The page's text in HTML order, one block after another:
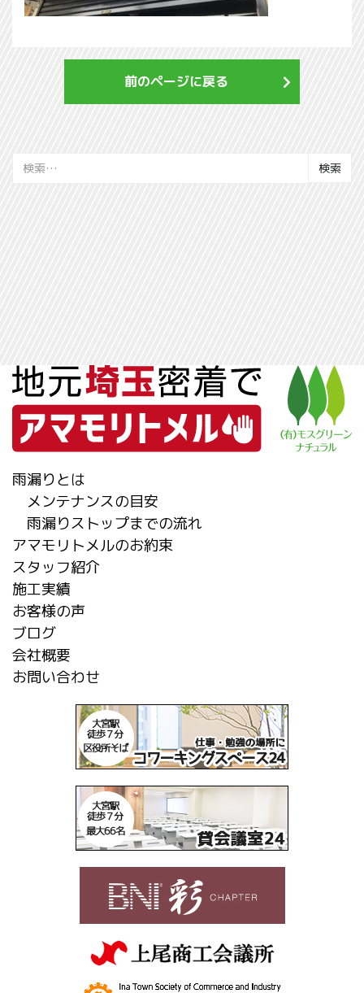
前のページに戻る
検
雨漏りとは
メンテナンスの目安
雨漏りストップまでの流れ
アマモリトメルのお約束
スタッフ紹介
施工実績
お客様の声
ブログ
会社概要
お問い合わせ